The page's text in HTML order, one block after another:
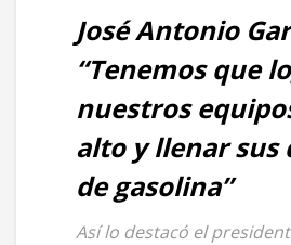
José Antonio
“Tenemos que
nuestros
alto y llenar sus
de gasolina”
Así lo destacó el